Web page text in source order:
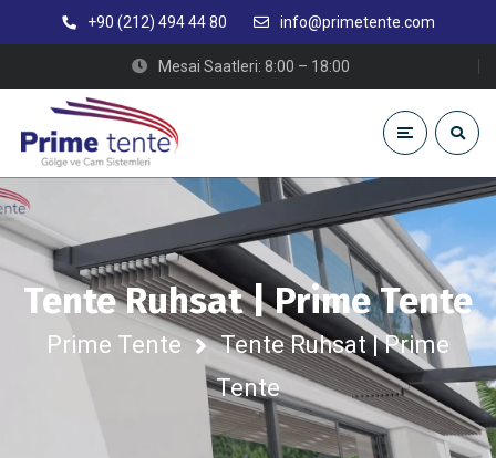
+90 (212) 494 44 80 info@primetente.com
Mesai Saatleri: 8:00 – 18:00
Tente Ruhsat | Prime Tente
Prime Tente
Tente Ruhsat | Prime
Tente